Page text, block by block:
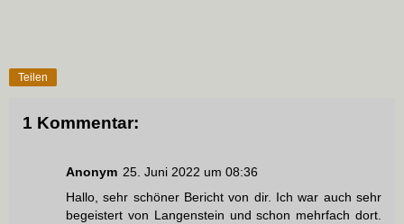
Teilen
1 Kommentar:
Anonym 25. Juni 2022 um 08:36
Hallo, sehr schöner Bericht von dir. Ich war auch sehr
begeistert von Langenstein und schon mehrfach dort.